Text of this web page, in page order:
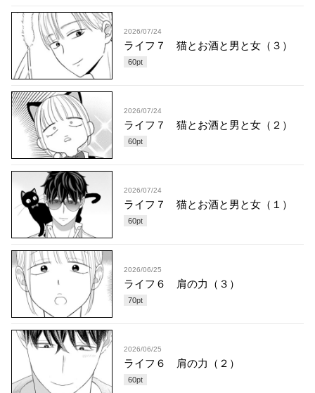
2026/07/24
ライフ７ 猫とお酒と男と女（３）
60pt
2026/07/24
ライフ７ 猫とお酒と男と女（２）
60pt
2026/07/24
ライフ７ 猫とお酒と男と女（１）
60pt
2026/06/25
ライフ６ 肩の力（３）
70pt
2026/06/25
ライフ６ 肩の力（２）
60pt